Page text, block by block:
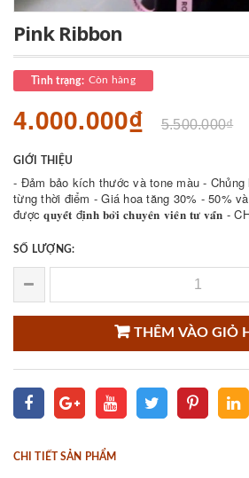
Pink Ribbon
Tình trạng: Còn hàng
4.000.000₫ 5.500.000₫
GIỚI THIỆU
- Đảm bảo kích thước và tone màu -
từng thời điểm - Giá hoa tăng 30% - 50%
được 𝐪𝐮𝐲𝐞̂́𝐭 đ𝐢̣𝐧𝐡 𝐛𝐨̛̉𝐢 𝐜𝐡𝐮𝐲𝐞̂𝐧 𝐯𝐢𝐞̂𝐧 𝐭𝐮̛ 𝐯𝐚̂́𝐧 -
SỐ LƯỢNG:
THÊM VÀO GIỎ
CHI TIẾT SẢN PHẨM